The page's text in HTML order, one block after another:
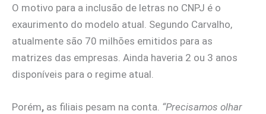
O motivo para a inclusão de letras no CNPJ é o
exaurimento do modelo atual. Segundo Carvalho,
atualmente são 70 milhões emitidos para as
matrizes das empresas. Ainda haveria 2 ou 3 anos
disponíveis para o regime atual.
Porém, as filiais pesam na conta. “Precisamos olhar